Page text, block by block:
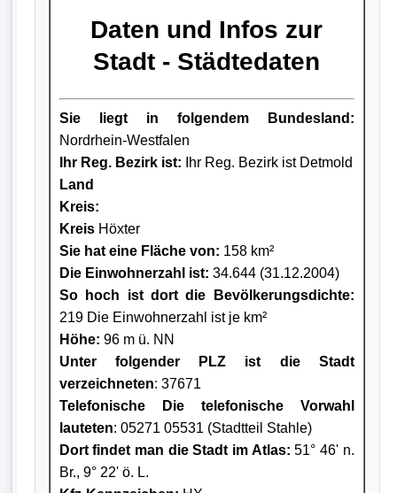
Daten und Infos zur
Stadt - Städtedaten
Sie liegt in folgendem Bundesland:
Nordrhein-Westfalen
Ihr Reg. Bezirk ist: Ihr Reg. Bezirk ist Detmold
Land
Kreis:
KreisHöxter
Sie hat eine Fläche von: 158 km²
Die Einwohnerzahl ist: 34.644 (31.12.2004)
So hoch ist dort die Bevölkerungsdichte:
219 Die Einwohnerzahl ist je km²
Höhe: 96 m ü. NN
Unter folgender PLZ ist die Stadt
verzeichneten: 37671
Telefonische Die telefonische Vorwahl
lauteten: 05271 05531 (Stadtteil Stahle)
Dort findet man die Stadt im Atlas: 51° 46' n.
Br., 9° 22' ö. L.